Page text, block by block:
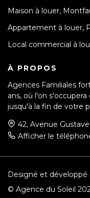
Maison à louer,
Appartement à louer,
Local commercial à
À PROPOS
Agences Familiales
ans, où l'on
jusqu'à la fin de votre
42, Avenue
Afficher le
Designé et développé
© Agence du Soleil